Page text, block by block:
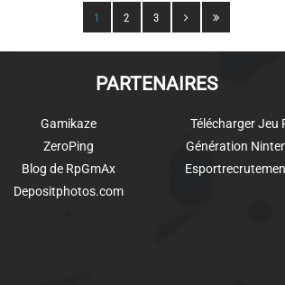
1 2 3
PARTENAIRES
Gamikaze
ZeroPing
Blog de RpGmAx
Depositphotos.com
Télécharger Jeu
Génération